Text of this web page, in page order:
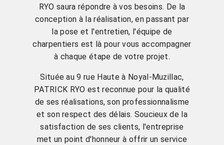
RYO saura répondre à vos besoins. De la
conception à la réalisation, en passant par
la pose et l'entretien, l'équipe de
charpentiers est là pour vous accompagner
à chaque étape de votre projet.
Située au 9 rue Haute à Noyal-Muzillac,
PATRICK RYO est reconnue pour la qualité
de ses réalisations, son professionnalisme
et son respect des délais. Soucieux de la
satisfaction de ses clients, l'entreprise
met un point d'honneur à offrir un service